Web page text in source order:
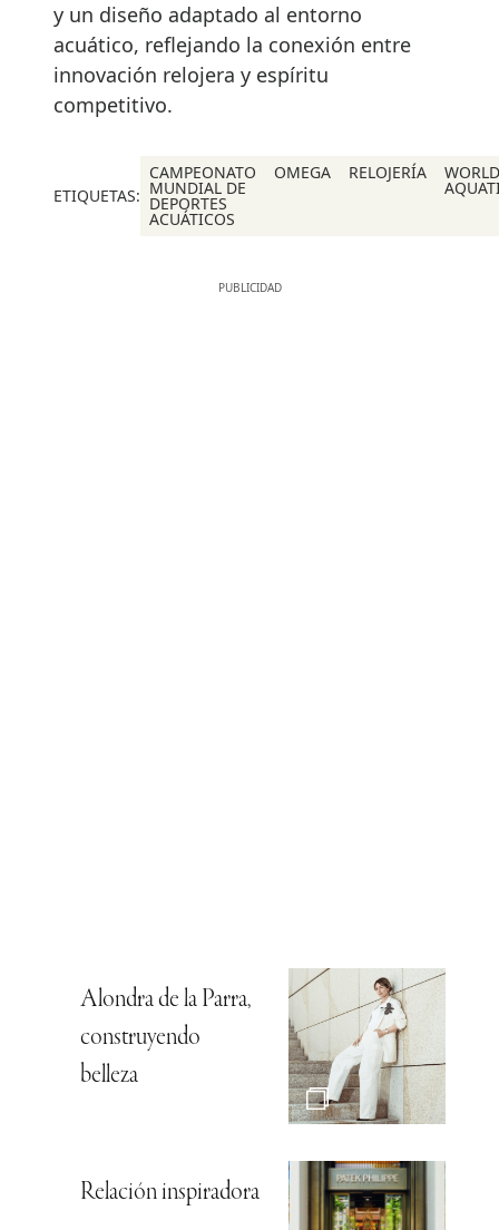
y un diseño adaptado al entorno
acuático, reflejando la conexión entre
innovación relojera y espíritu
competitivo.
ETIQUETAS:
CAMPEONATO
MUNDIAL DE
DEPORTES
ACUÁTICOS
OMEGA RELOJERÍA WORLD
Alondra de la Parra,
construyendo
belleza
Relación inspiradora